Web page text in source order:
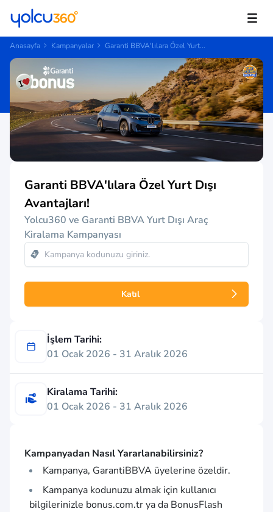
Anasayfa Kampanyalar Garanti BBVA'lılara Özel Yurt...
Garanti BBVA'lılara Özel Yurt Dışı
Avantajları!
Yolcu360 ve Garanti BBVA Yurt Dışı Araç
Kiralama Kampanyası
Katıl
İşlem Tarihi:
01 Ocak 2026 - 31 Aralık 2026
Kiralama Tarihi:
01 Ocak 2026 - 31 Aralık 2026
Kampanyadan Nasıl Yararlanabilirsiniz?
Kampanya, GarantiBBVA üyelerine özeldir.
Kampanya kodunuzu almak için kullanıcı
bilgilerinizle bonus.com.trya da BonusFlash